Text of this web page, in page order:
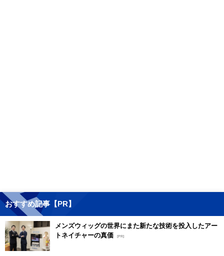
おすすめ記事【PR】
メンズウィッグの世界にまた新たな技術を投入したアー
トネイチャーの真価 [PR]